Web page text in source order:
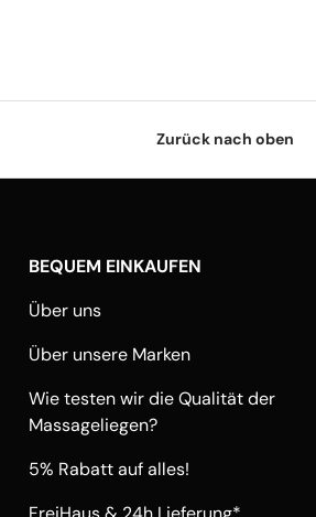
Zurück nach oben
BEQUEM EINKAUFEN
Über uns
Über unsere Marken
Wie testen wir die Qualität der
Massageliegen?
5% Rabatt auf alles!